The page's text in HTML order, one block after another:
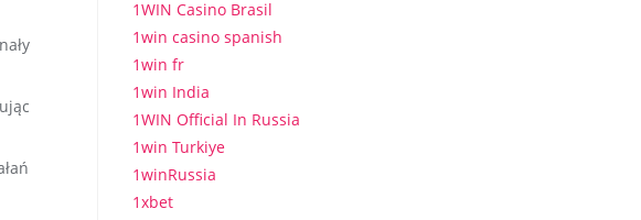
1WIN Casino Brasil
1win casino spanish
1win fr
1win India
1WIN Official In Russia
1win Turkiye
1winRussia
1xbet